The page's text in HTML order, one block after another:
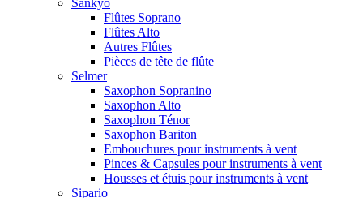
Sankyo
Flûtes Soprano
Flûtes Alto
Autres Flûtes
Pièces de tête de flûte
Selmer
Saxophon Sopranino
Saxophon Alto
Saxophon Ténor
Saxophon Bariton
Embouchures pour instruments à vent
Pinces & Capsules pour instruments à vent
Housses et étuis pour instruments à vent
Sipario